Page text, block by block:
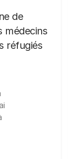
de
médecins
réfugiés